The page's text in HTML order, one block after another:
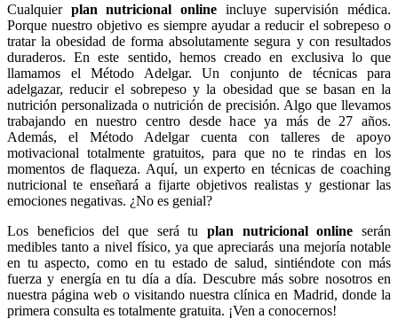
Cualquier plan nutricional online incluye supervisión médica.
Porque nuestro objetivo es siempre ayudar a reducir el sobrepeso o
tratar la obesidad de forma absolutamente segura y con resultados
duraderos. En este sentido, hemos creado en exclusiva lo que
llamamos el Método Adelgar. Un conjunto de técnicas para
adelgazar, reducir el sobrepeso y la obesidad que se basan en la
nutrición personalizada o nutrición de precisión. Algo que llevamos
trabajando en nuestro centro desde hace ya más de 27 años.
Además, el Método Adelgar cuenta con talleres de apoyo
motivacional totalmente gratuitos, para que no te rindas en los
momentos de flaqueza. Aquí, un experto en técnicas de coaching
nutricional te enseñará a fijarte objetivos realistas y gestionar las
emociones negativas. ¿No es genial?
Los beneficios del que será tu plan nutricional online serán
medibles tanto a nivel físico, ya que apreciarás una mejoría notable
en tu aspecto, como en tu estado de salud, sintiéndote con más
fuerza y energía en tu día a día. Descubre más sobre nosotros en
nuestra página web o visitando nuestra clínica en Madrid, donde la
primera consulta es totalmente gratuita. ¡Ven a conocernos!